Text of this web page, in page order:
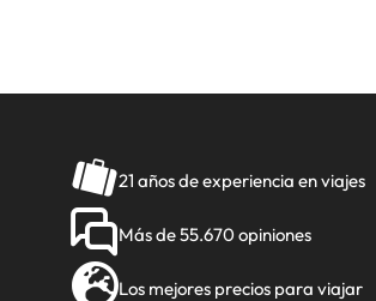
21 años de experiencia en viajes
Más de 55.670 opiniones
Los mejores precios para viajar